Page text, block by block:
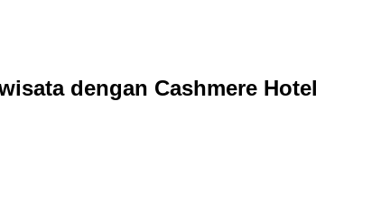
dengan Cashmere Hotel